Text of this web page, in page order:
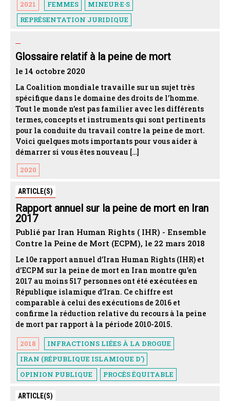
2021 FEMMES
MINEUR·E·S
REPRÉSENTATION JURIDIQUE
Glossaire relatif à la peine de mort
le 14 octobre 2020
La Coalition mondiale travaille sur un sujet très
spécifique dans le domaine des droits de l’homme.
Tout le monde n’est pas familier avec les différents
termes, concepts et instruments qui sont pertinents
pour la conduite du travail contre la peine de mort.
Voici quelques mots importants pour vous aider à
démarrer si vous êtes nouveau […]
2020
ARTICLE(S)
Rapport annuel sur la peine de mort en Iran
2017
Publié par Iran Human Rights ( IHR) - Ensemble
Contre la Peine de Mort (ECPM), le 22 mars 2018
Le 10e rapport annuel d’Iran Human Rights (IHR) et
d’ECPM sur la peine de mort en Iran montre qu’en
2017 au moins 517 personnes ont été exécutées en
République islamique d’Iran. Ce chiffre est
comparable à celui des exécutions de 2016 et
confirme la réduction relative du recours à la peine
de mort par rapport à la période 2010-2015.
2018
INFRACTIONS LIÉES À LA DROGUE
IRAN (RÉPUBLIQUE ISLAMIQUE D')
OPINION PUBLIQUE
PROCÈS ÉQUITABLE
ARTICLE(S)